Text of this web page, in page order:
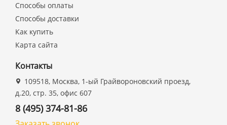
Способы оплаты
Способы доставки
Как купить
Карта сайта
Контакты
109518, Москва, 1-ый Грайвороновский проезд,
д.20, стр. 35, офис 607
8 (495) 374-81-86